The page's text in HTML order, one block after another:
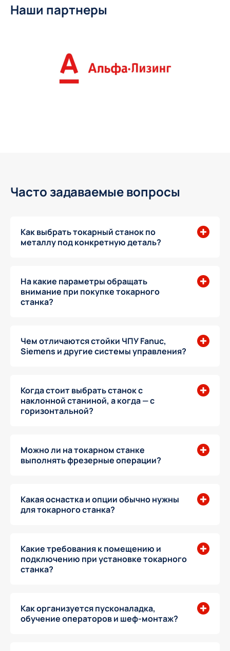
Наши партнеры
Часто задаваемые вопросы
Как выбрать токарный станок по
металлу под конкретную деталь?
На какие параметры обращать
внимание при покупке токарного
станка?
Чем отличаются стойки ЧПУ Fanuc,
Siemens и другие системы управления?
Когда стоит выбрать станок с
наклонной станиной, а когда — с
горизонтальной?
Можно ли на токарном станке
выполнять фрезерные операции?
Какая оснастка и опции обычно нужны
для токарного станка?
Какие требования к помещению и
подключению при установке токарного
станка?
Как организуется пусконаладка,
обучение операторов и шеф-монтаж?